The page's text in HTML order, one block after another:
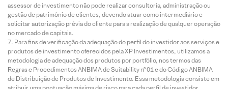
assessor de investimento não pode realizar consultoria, administração ou
gestão de patrimônio de clientes, devendo atuar como intermediário e
solicitar autorização prévia do cliente para a realização de qualquer operação
no mercado de capitais.
Para fins de verificação da adequação do perfil do investidor aos serviços e
produtos de investimento oferecidos pela XP Investimentos, utilizamos a
metodologia de adequação dos produtos por portfólio, nos termos das
Regras e Procedimentos ANBIMA de Suitability nº 01 e do Código ANBIMA
de Distribuição de Produtos de Investimento. Essa metodologia consiste em